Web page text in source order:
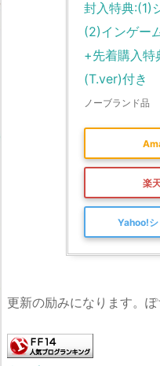
封入特典:(1)
(2)インゲー
+先着購入特
(T.ver)付き
ノーブランド品
楽
Yahoo!シ
更新の励みになります。